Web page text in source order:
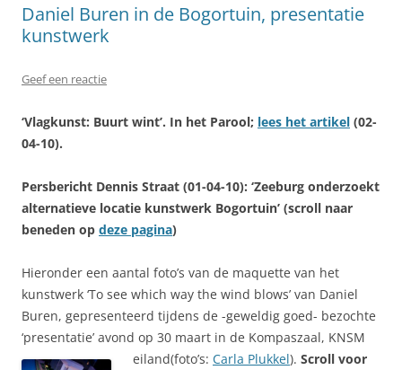
Daniel Buren in de Bogortuin, presentatie
kunstwerk
Geef een reactie
‘Vlagkunst: Buurt wint’. In het Parool; lees het artikel (02-
04-10).
Persbericht Dennis Straat (01-04-10): ‘Zeeburg onderzoekt
alternatieve locatie kunstwerk Bogortuin’ (scroll naar
beneden op deze pagina)
Hieronder een aantal foto’s van de maquette van het
kunstwerk ‘To see which way the wind blows’ van Daniel
Buren, gepresenteerd tijdens de -geweldig goed- bezochte
‘presentatie’ avond op 30 maart in de Kompaszaal, KNSM
eiland(foto’s: Carla Plukkel). Scroll voor